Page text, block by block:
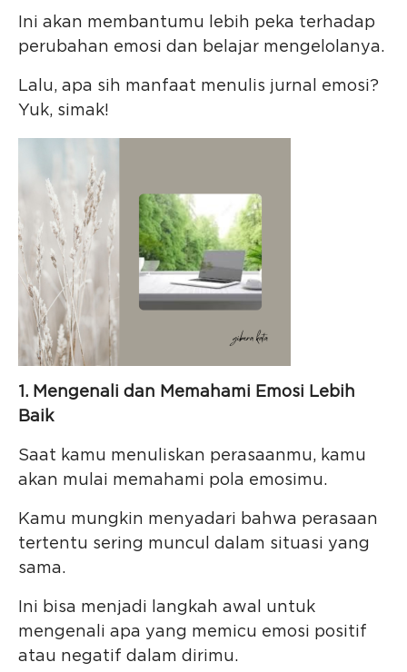
Ini akan membantumu lebih peka terhadap
perubahan emosi dan belajar mengelolanya.
Lalu, apa sih manfaat menulis jurnal emosi?
Yuk, simak!
1. Mengenali dan Memahami Emosi Lebih
Baik
Saat kamu menuliskan perasaanmu, kamu
akan mulai memahami pola emosimu.
Kamu mungkin menyadari bahwa perasaan
tertentu sering muncul dalam situasi yang
sama.
Ini bisa menjadi langkah awal untuk
mengenali apa yang memicu emosi positif
atau negatif dalam dirimu.